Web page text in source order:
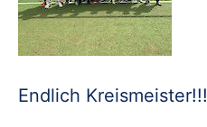
Endlich Kreismeister!!!